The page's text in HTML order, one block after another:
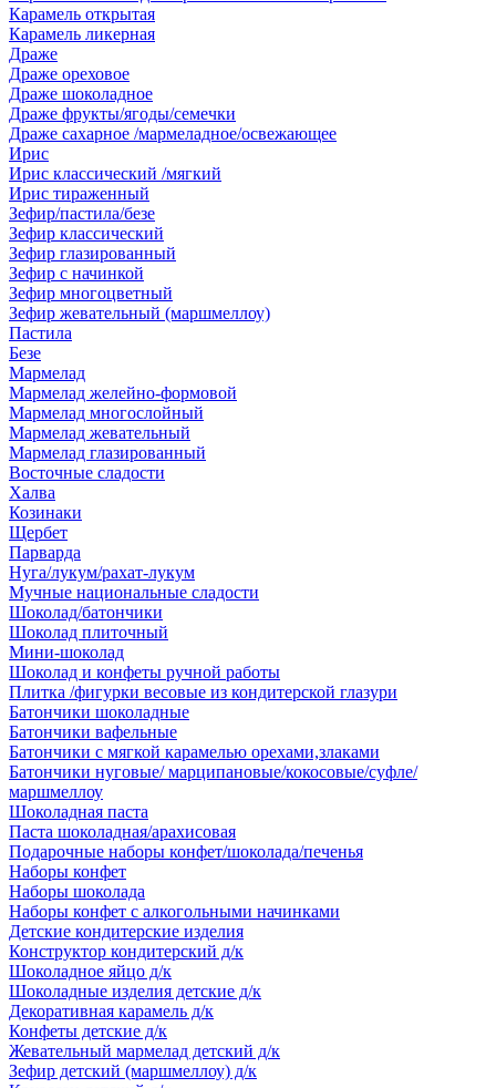
Карамель открытая
Карамель ликерная
Драже
Драже ореховое
Драже шоколадное
Драже фрукты/ягоды/семечки
Драже сахарное /мармеладное/освежающее
Ирис
Ирис классический /мягкий
Ирис тираженный
Зефир/пастила/безе
Зефир классический
Зефир глазированный
Зефир с начинкой
Зефир многоцветный
Зефир жевательный (маршмеллоу)
Пастила
Безе
Мармелад
Мармелад желейно-формовой
Мармелад многослойный
Мармелад жевательный
Мармелад глазированный
Восточные сладости
Халва
Козинаки
Щербет
Парварда
Нуга/лукум/рахат-лукум
Мучные национальные сладости
Шоколад/батончики
Шоколад плиточный
Мини-шоколад
Шоколад и конфеты ручной работы
Плитка /фигурки весовые из кондитерской глазури
Батончики шоколадные
Батончики вафельные
Батончики с мягкой карамелью орехами,злаками
Батончики нуговые/ марципановые/кокосовые/суфле/
маршмеллоу
Шоколадная паста
Паста шоколадная/арахисовая
Подарочные наборы конфет/шоколада/печенья
Наборы конфет
Наборы шоколада
Наборы конфет с алкогольными начинками
Детские кондитерские изделия
Конструктор кондитерский д/к
Шоколадное яйцо д/к
Шоколадные изделия детские д/к
Декоративная карамель д/к
Конфеты детские д/к
Жевательный мармелад детский д/к
Зефир детский (маршмеллоу) д/к